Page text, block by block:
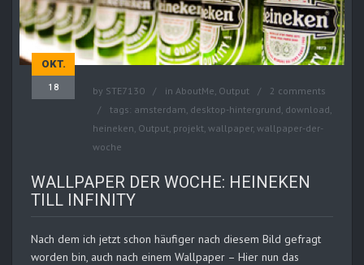
OKT.
18 by STE7130 in AboutMe Output
2 comments
tags: amsterdam desktop-hintergrund download
heineken Output projekt wallpaper, wallpaper-der-
woche
WALLPAPER DER WOCHE: HEINEKEN
TILL INFINITY
Nach dem ich jetzt schon häufiger nach diesem Bild gefragt
worden bin, auch nach einem Wallpaper – Hier nun das